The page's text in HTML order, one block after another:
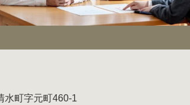
水町字元町460-1